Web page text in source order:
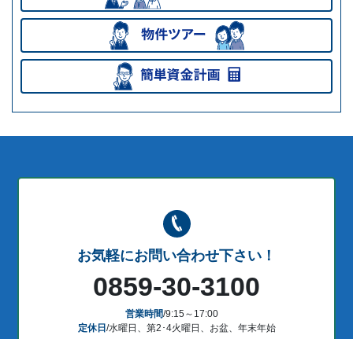
お気軽にお問い合わせ下さい！
0859-30-3100
営業時間/9:15～17:00
定休日 /水曜日、第2･4火曜日、お盆、年末年始